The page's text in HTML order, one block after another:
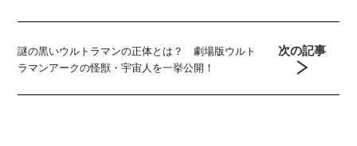
謎の黒いウルトラマンの正体とは？ 劇場版ウルト
ラマンアークの怪獣・宇宙人を一挙公開！
次の記事